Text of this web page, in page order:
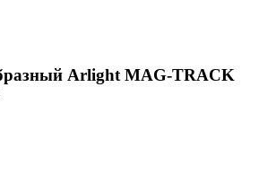
Arlight MAG-TRACK